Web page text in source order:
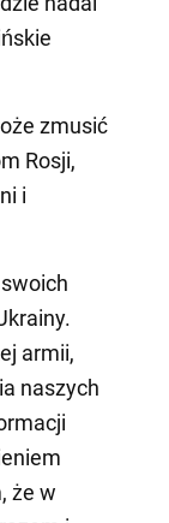
zmusić
Rosji,
i
armii,
naszych
że w